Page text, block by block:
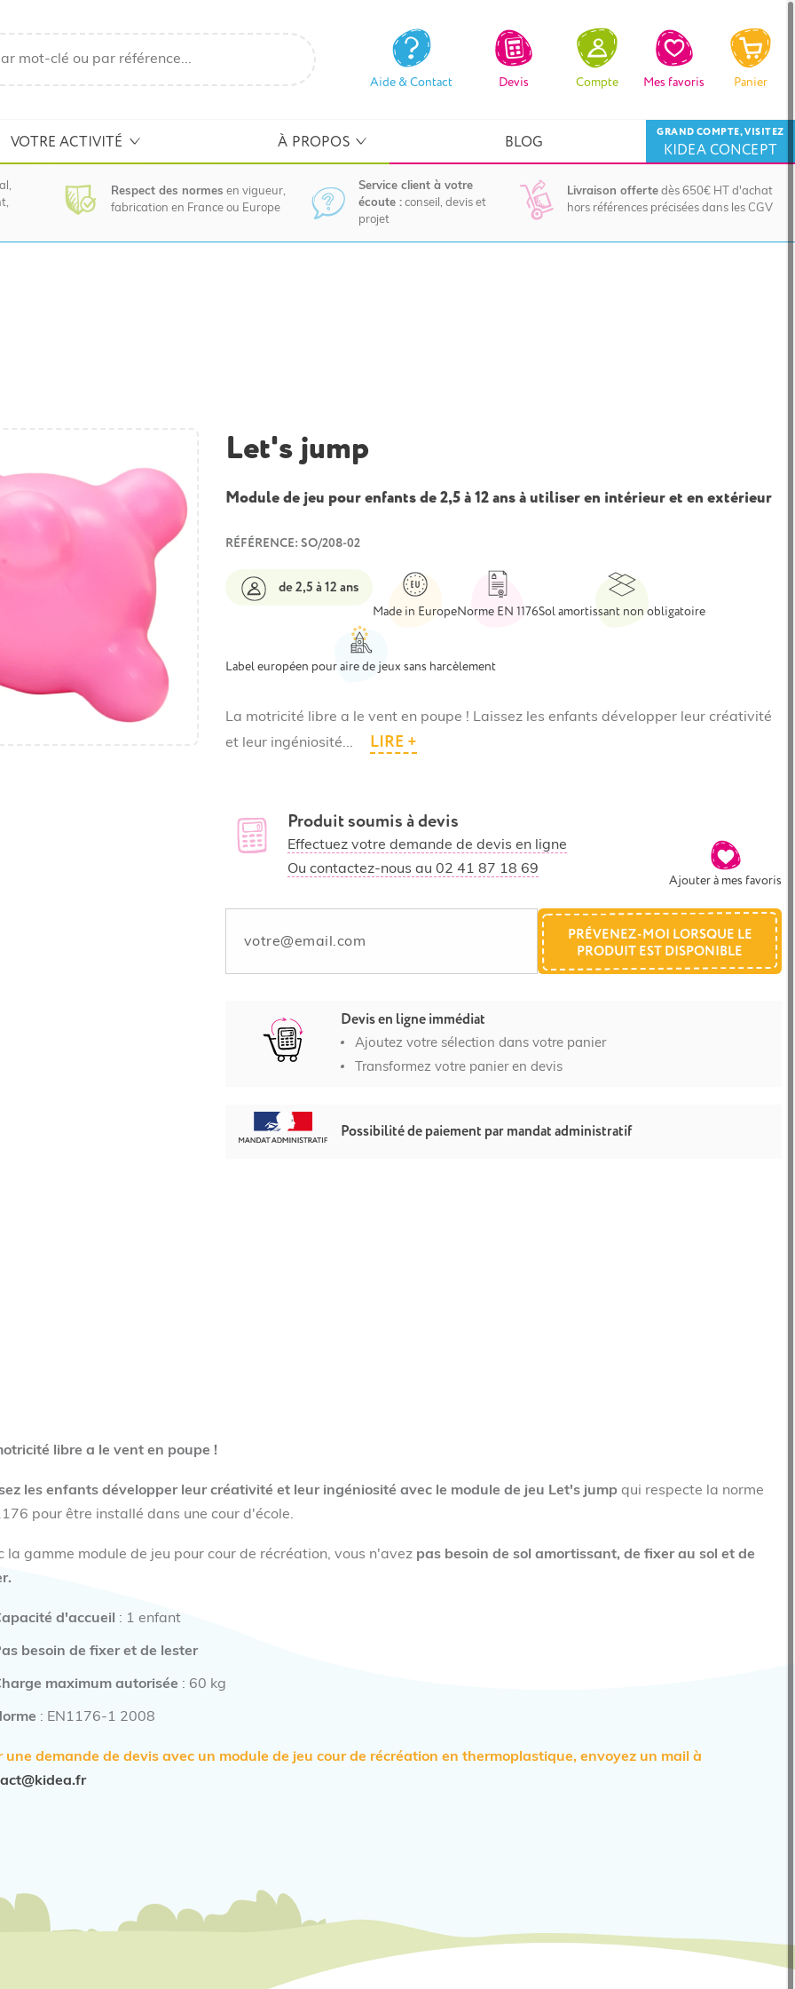
Aide & Contact Devis Compte Mes favoris Panier
VOTRE ACTIVITÉ À PROPOS BLOG KIDEA CONCEPT
GRAND COMPTE, VISITEZ
Respect des normes en vigueur,
fabrication en France ou Europe
Service client à votre
écoute : conseil, devis et
projet
Livraison offerte dès 650€ HT d'achat
hors références précisées dans les CGV
Let's jump
Module de jeu pour enfants de 2,5 à 12 ans à utiliser en intérieur et en extérieur
RÉFÉRENCE: SO/208-02
de 2,5 à 12 ans
Made in EuropeNorme EN 1176Sol amortissant non obligatoire
Label européen pour aire de jeux sans harcèlement
La motricité libre a le vent en poupe ! Laissez les enfants développer leur créativité
et leur ingéniosité...
LIRE +
Produit soumis à devis
Effectuez votre demande de devis en ligne
Ou contactez-nous au 02 41 87 18 69
Ajouter à mes favoris
PRÉVENEZ-MOI LORSQUE LE
PRODUIT EST DISPONIBLE
Devis en ligne immédiat
Ajoutez votre sélection dans votre panier
Transformez votre panier en devis
Possibilité de paiement par mandat administratif
libre a le vent en poupe !
les enfants développer leur créativité et leur ingéniosité avec le module de jeu Let's jump qui respecte la norme
pour être installé dans une cour d'école.
la gamme module de jeu pour cour de récréation, vous n'avez pas besoin de sol amortissant, de fixer au sol et de
d'accueil : 1 enfant
besoin de fixer et de lester
maximum autorisée : 60 kg
: EN1176-1 2008
une demande de devis avec un module de jeu cour de récréation en thermoplastique, envoyez un mail à